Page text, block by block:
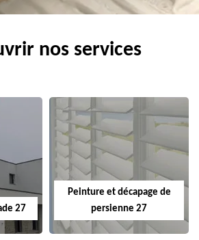
nos services
27
Peinture et décapage de
persienne 27